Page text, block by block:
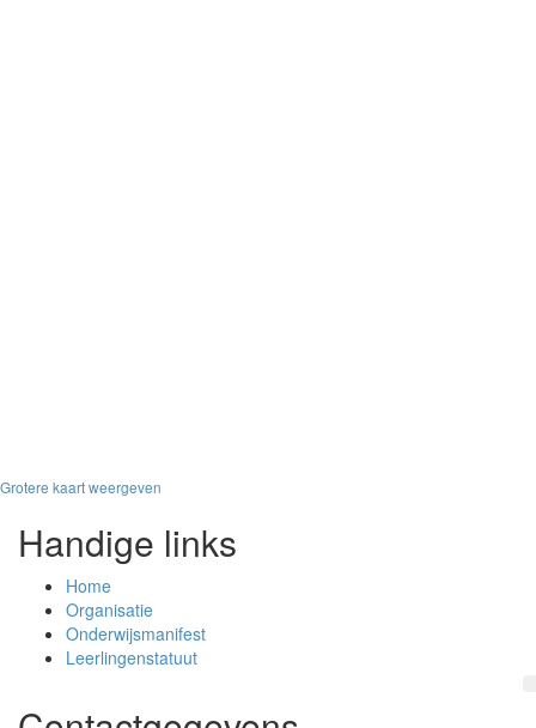
Grotere kaart weergeven
Handige links
Home
Organisatie
Onderwijsmanifest
Leerlingenstatuut